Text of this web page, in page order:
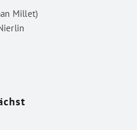
Millet)